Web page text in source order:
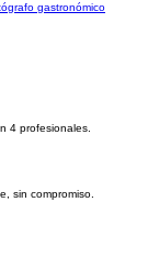
gastronómico
4 profesionales.
sin compromiso.